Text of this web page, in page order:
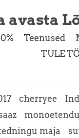
avasta
Teenused
TULE
cherryee
maja